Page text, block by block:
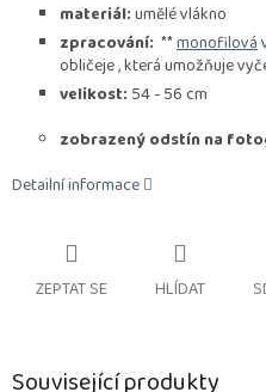
materiál:umělé vlákno
zpracování: **monofilová
obličeje , která umožňuje
velikost: 54 - 56 cm
zobrazený odstín na
Detailní informace
ZEPTAT SE HLÍDAT
Související produkty